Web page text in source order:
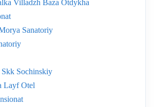
Villadzh Baza Otdykha
Sanatoriy
Sochinskiy
Layf Otel